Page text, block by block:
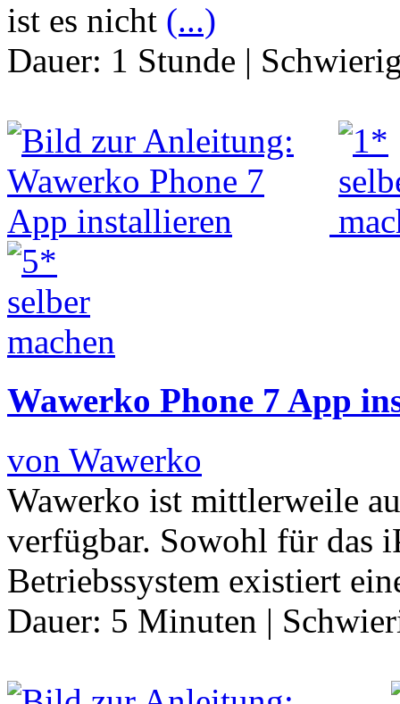
ist es nicht (...)
Dauer: 1 Stunde |
Wawerko Phone 7 App
von Wawerko
Wawerko ist mittlerweile
verfügbar. Sowohl für das
Betriebssystem existiert
Dauer: 5 Minuten |